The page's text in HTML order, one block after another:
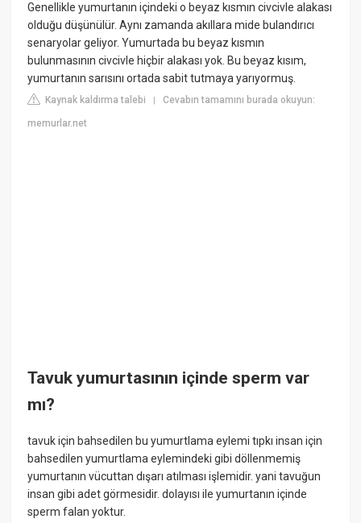
Genellikle yumurtanın içindeki o beyaz kısmın civcivle alakası
olduğu düşünülür. Aynı zamanda akıllara mide bulandırıcı
senaryolar geliyor. Yumurtada bu beyaz kısmın
bulunmasının civcivle hiçbir alakası yok. Bu beyaz kısım,
yumurtanın sarısını ortada sabit tutmaya yarıyormuş.
Kaynak kaldırma talebi |Cevabın tamamını burada okuyun:
memurlar.net
Tavuk yumurtasının içinde sperm var
mı?
tavuk için bahsedilen bu yumurtlama eylemi tıpkı insan için
bahsedilen yumurtlama eylemindeki gibi döllenmemiş
yumurtanın vücuttan dışarı atılması işlemidir. yani tavuğun
insan gibi adet görmesidir. dolayısı ile yumurtanın içinde
sperm falan yoktur.